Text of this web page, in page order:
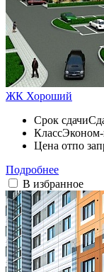
ЖК Хороший
Срок сдачи
КлассЭконом-
Цена отпо
Подробнее
В избранное